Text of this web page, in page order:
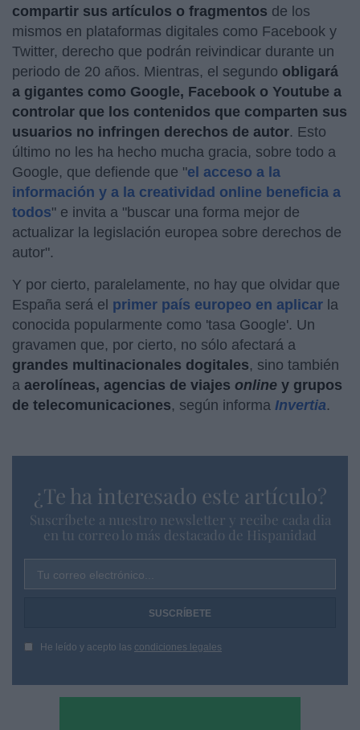
compartir sus artículos o fragmentos de los
mismos en plataformas digitales como Facebook y
Twitter, derecho que podrán reivindicar durante un
periodo de 20 años. Mientras, el segundo obligará
a gigantes como Google, Facebook o Youtube a
controlar que los contenidos que comparten sus
usuarios no infringen derechos de autor. Esto
último no les ha hecho mucha gracia, sobre todo a
Google, que defiende que "el acceso a la
información y a la creatividad online beneficia a
todos" e invita a "buscar una forma mejor de
actualizar la legislación europea sobre derechos de
autor".
Y por cierto, paralelamente, no hay que olvidar que
España será el primer país europeo en aplicar la
conocida popularmente como 'tasa Google'. Un
gravamen que, por cierto, no sólo afectará a
grandes multinacionales dogitales, sino también
a aerolíneas, agencias de viajes online y grupos
de telecomunicaciones, según informa Invertia.
¿Te ha interesado este artículo?
Suscríbete a nuestro newsletter y recibe cada dia
en tu correo lo más destacado de Hispanidad
Tu correo electrónico...
He leído y acepto las condiciones legales